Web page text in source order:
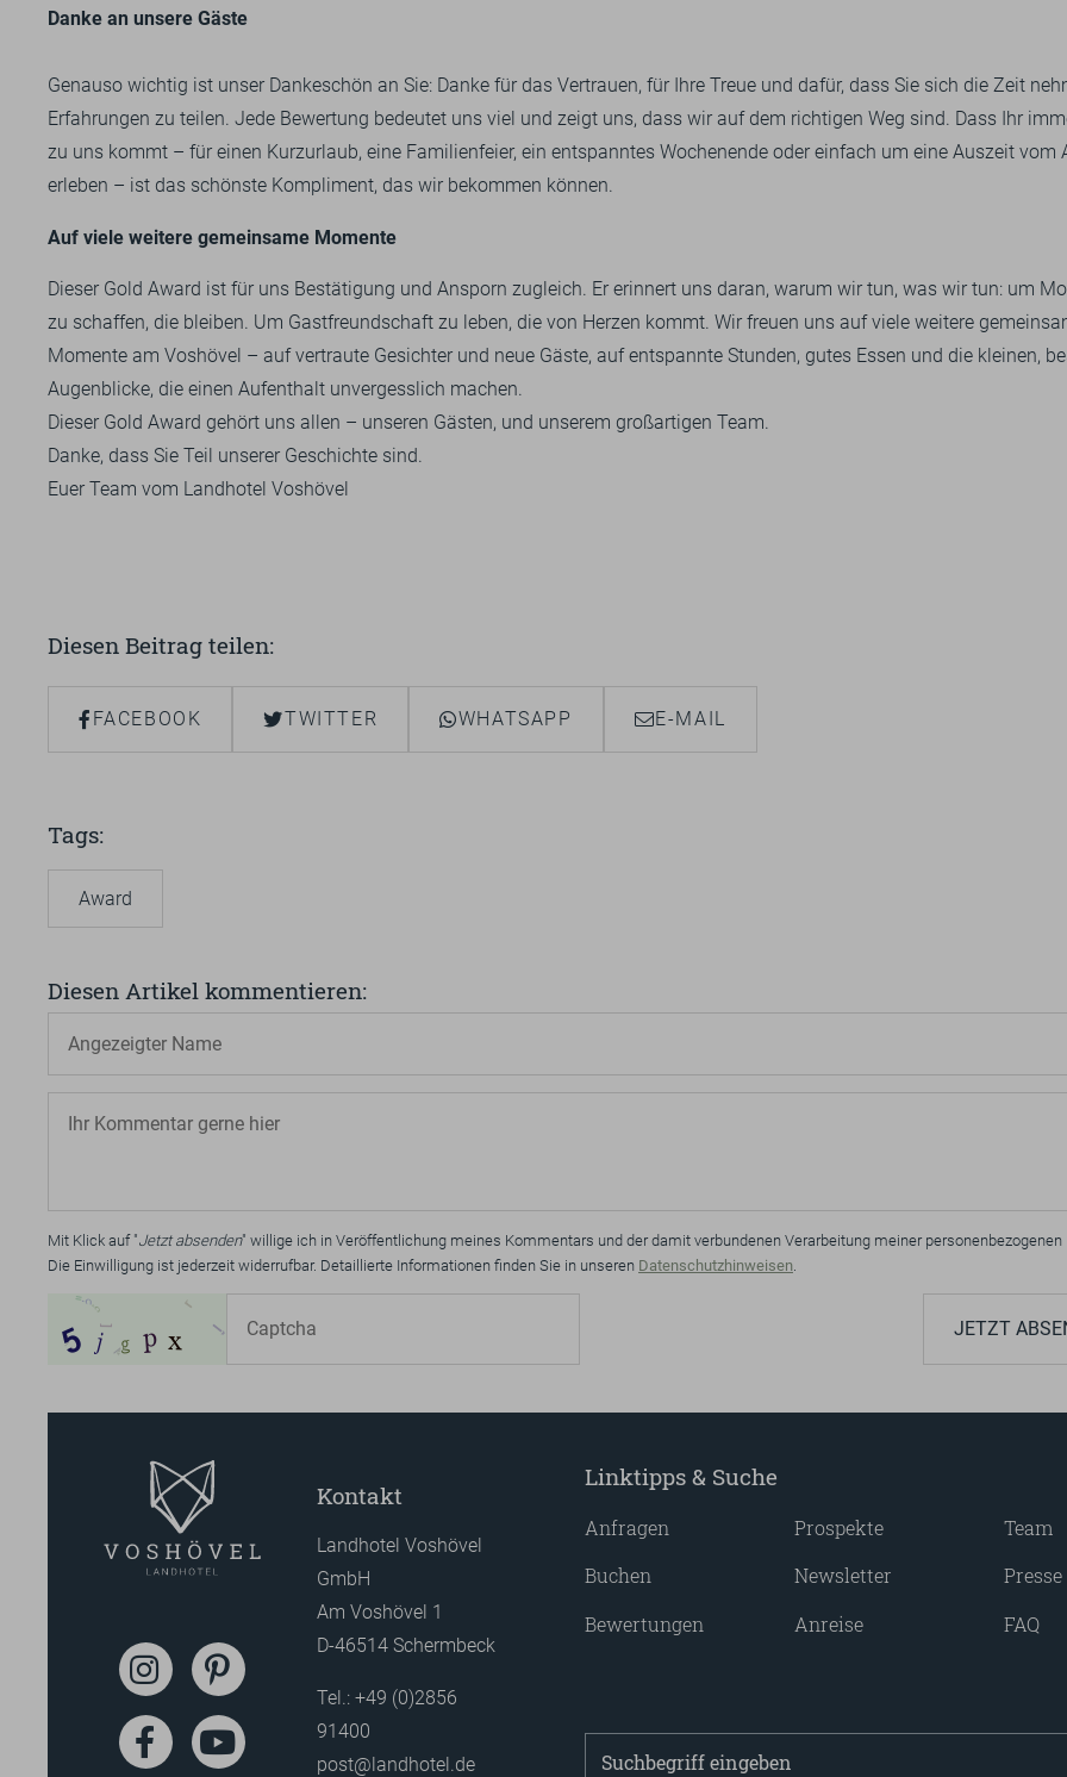
Danke an unsere Gäste
Genauso wichtig ist unser Dankeschön an Sie: Danke für das Vertrauen, für Ihre Treue und dafür, dass Sie sich die Zeit
Erfahrungen zu teilen. Jede Bewertung bedeutet uns viel und zeigt uns, dass wir auf dem richtigen Weg sind. Dass Ihr
zu uns kommt – für einen Kurzurlaub, eine Familienfeier, ein entspanntes Wochenende oder einfach um eine Auszeit vom
erleben – ist das schönste Kompliment, das wir bekommen können.
Auf viele weitere gemeinsame Momente
Dieser Gold Award ist für uns Bestätigung und Ansporn zugleich. Er erinnert uns daran, warum wir tun, was wir tun: um
zu schaffen, die bleiben. Um Gastfreundschaft zu leben, die von Herzen kommt. Wir freuen uns auf viele weitere
Momente am Voshövel – auf vertraute Gesichter und neue Gäste, auf entspannte Stunden, gutes Essen und die kleinen,
Augenblicke, die einen Aufenthalt unvergesslich machen.
Dieser Gold Award gehört uns allen – unseren Gästen, und unserem großartigen Team.
Danke, dass Sie Teil unserer Geschichte sind.
Euer Team vom Landhotel Voshövel
Diesen Beitrag teilen
FACEBOOK TWITTER WHATSAPP E-MAIL
Tags
Award
Diesen Artikel kommentieren
Mit Klick auf "Jetzt absenden" willige ich in Veröffentlichung meines Kommentars und der damit verbundenen Verarbeitung meiner personenbezogenen
Die Einwilligung ist jederzeit widerrufbar. Detaillierte Informationen finden Sie in unseren Datenschutzhinweisen.
JETZT
Kontakt
Landhotel Voshövel
GmbH
Am Voshövel 1
D-46514 Schermbeck
Tel.: +49 (0)2856
91400
post@landhotel.de
Linktipps & Suche
Anfragen
Buchen
Bewertungen
Prospekte
Newsletter
Anreise
Team
Presse
FAQ